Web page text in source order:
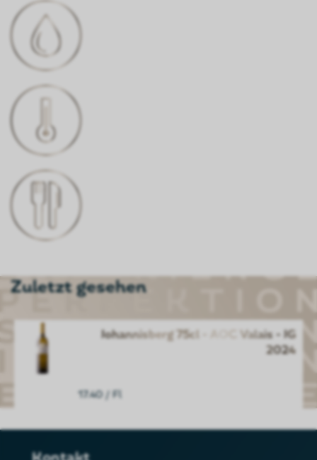
13,5% Vol.
8-10°C
Apéritif, Pilzsalat, Spargeln,
Zuletzt gesehen
Johannisberg 75cl - AOC Valais - JG
2024
17.40/ Fl